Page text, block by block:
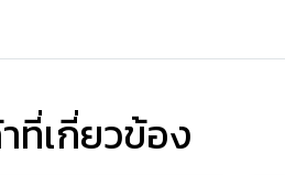
ที่เกี่ยวข้อง